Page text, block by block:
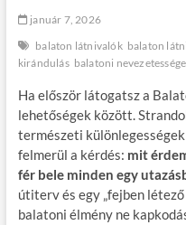
január 7, 2026
balaton látnivalók balaton
kirándulás balatoni
Ha először látogatsz a
lehetőségek között.
természeti
felmerül a kérdés: mit
fér bele minden egy
útiterv és egy „fejben
balatoni élmény ne